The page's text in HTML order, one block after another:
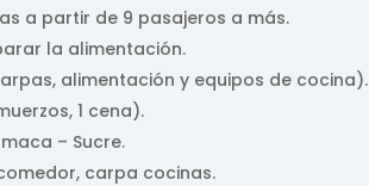
a partir de 9 pasajeros a más.
la alimentación.
alimentación y equipos de cocina).
1 cena).
– Sucre.
carpa cocinas.